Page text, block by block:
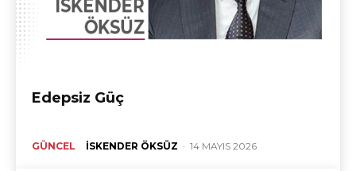
Edepsiz Güç
GÜNCEL İSKENDER ÖKSÜZ - 14 MAYIS 2026